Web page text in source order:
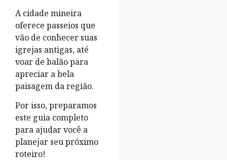
A cidade mineira
oferece passeios que
vão de conhecer suas
igrejas antigas, até
voar de balão para
apreciar a bela
paisagem da região.
Por isso, preparamos
este guia completo
para ajudar você a
planejar seu próximo
roteiro!